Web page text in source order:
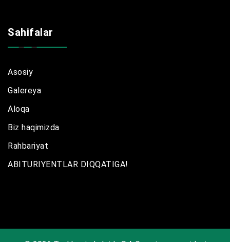
Sahifalar
Asosiy
Galereya
Aloqa
Biz haqimizda
Rahbariyat
ABITURIYENTLAR DIQQATIGA!